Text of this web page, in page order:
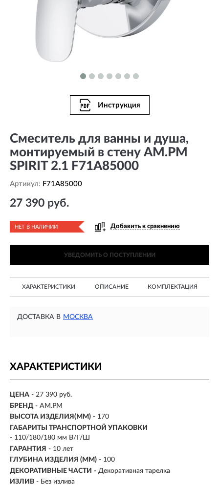
Инструкция
Смеситель для ванны и душа,
монтируемый в стену AM.PM
SPIRIT 2.1 F71A85000
Артикул: F71A85000
27 390 руб.
НЕТ В НАЛИЧИИ Добавить к сравнению
УВЕДОМИТЬ О ПОСТУПЛЕНИИ
ХАРАКТЕРИСТИКИ ОПИСАНИЕ КОМПЛЕКТАЦИЯ
ДОСТАВКА В МОСКВА
ХАРАКТЕРИСТИКИ
ЦЕНА - 27 390 руб.
БРЕНД - AM.PM
ВЫСОТА ИЗДЕЛИЯ(ММ) - 170
ГАБАРИТЫ ТРАНСПОРТНОЙ УПАКОВКИ
- 110/180/180 мм В/Г/Ш
ГАРАНТИЯ - 10 лет
ГЛУБИНА ИЗДЕЛИЯ (ММ) - 100
ДЕКОРАТИВНЫЕ ЧАСТИ - Декоративная тарелка
ИЗЛИВ - Без излива